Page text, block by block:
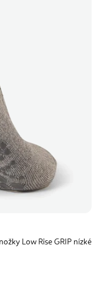
Low Rise GRIP nízké